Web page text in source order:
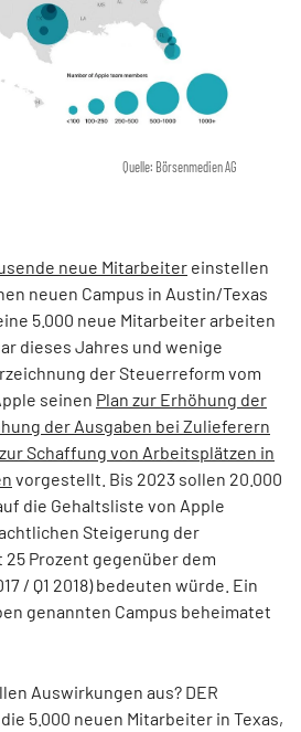
Quelle: Börsenmedien AG
neue Mitarbeiter einstellen
neuen Campus in Austin/Texas
5.000 neue Mitarbeiter arbeiten
dieses Jahres und wenige
der Steuerreform vom
seinen Plan zur Erhöhung der
der Ausgaben bei Zulieferern
Schaffung von Arbeitsplätzen in
vorgestellt. Bis 2023 sollen 20.000
die Gehaltsliste von Apple
Steigerung der
Prozent gegenüber dem
/ Q1 2018) bedeuten würde. Ein
genannten Campus beheimatet
Auswirkungen aus? DER
5.000 neuen Mitarbeiter in Texas,